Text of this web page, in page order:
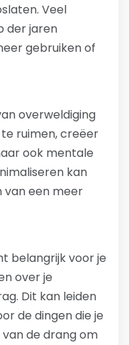
Veel
der jaren
gebruiken of
overweldiging
ruimen, creëer
ook mentale
kan
van een meer
belangrijk voor je
over je
Dit kan leiden
de dingen die je
de drang om